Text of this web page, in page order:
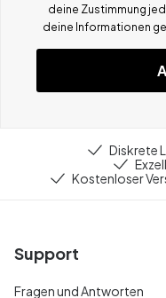
deine Zustimmung
deine Informationen
Diskrete
Kostenloser
Support
Fragen und Antworten